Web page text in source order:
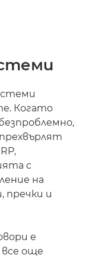
Когато
с
на
пречки и
е
все още